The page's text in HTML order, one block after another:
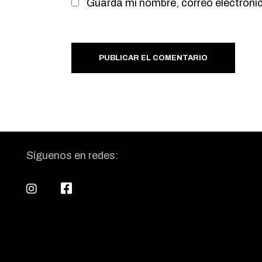
Guarda mi nombre, correo
PUBLICAR EL COMENTARIO
Síguenos en redes: